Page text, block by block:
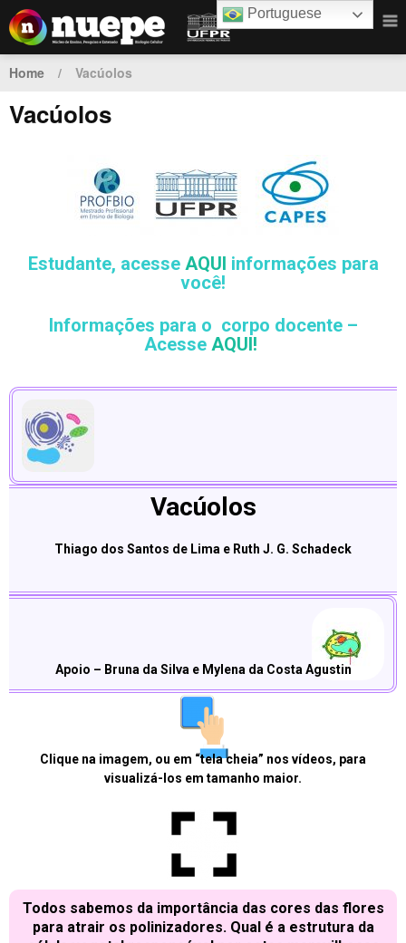
Home / Vacúolos
Vacúolos
Estudante, acesse AQUI informações para
você!
Informações para o corpo docente –
Acesse AQUI!
Vacúolos
Thiago dos Santos de Lima e Ruth J. G. Schadeck
Apoio – Bruna da Silva e Mylena da Costa Agustin
Clique na imagem, ou em “tela cheia” nos vídeos, para
visualizá-los em tamanho maior.
Todos sabemos da importância das cores das flores
para atrair os polinizadores. Qual é a estrutura da
Portuguese